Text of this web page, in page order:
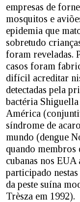
empresas de
mosquitos e
epidemia que
sobretudo
foram reveladas.
casos foram
difícil acreditar
detectadas pela
bactéria
América
síndrome de
mundo (dengue
quando
cubanas nos
participado
da peste suína
Trèsza em 1992).